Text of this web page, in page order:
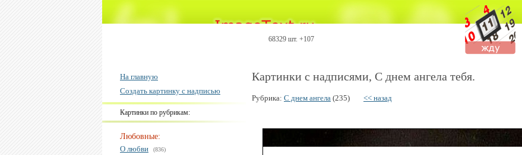
68329 шт. +107
На главную
Создать картинку с надписью
Картинки по рубрикам:
Любовные:
О любви
(836)
Картинки с надписями, С днем ангела тебя.
Рубрика: С днем ангела (235) << назад